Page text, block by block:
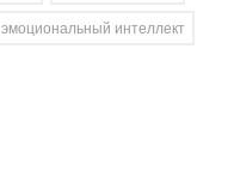
эмоциональный интеллект